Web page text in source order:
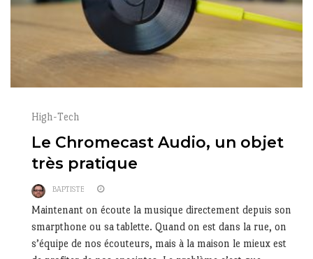
High-Tech
Le Chromecast Audio, un objet
très pratique
BAPTISTE
Maintenant on écoute la musique directement depuis son
smarpthone ou sa tablette. Quand on est dans la rue, on
s’équipe de nos écouteurs, mais à la maison le mieux est